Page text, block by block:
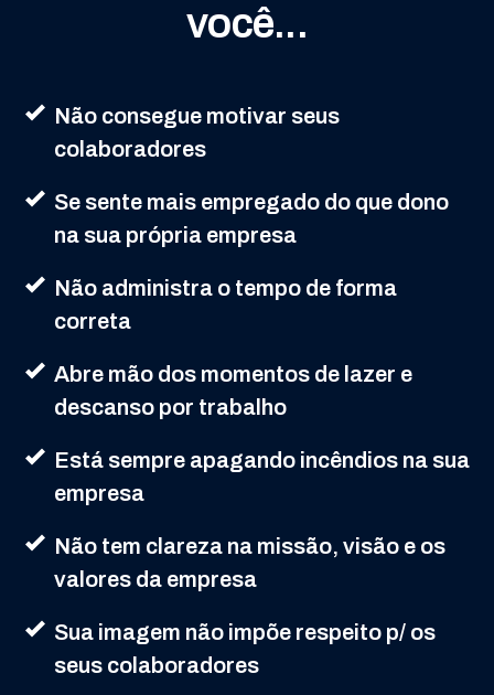
você...
Não consegue motivar seus
colaboradores
Se sente mais empregado do que dono
na sua própria empresa
Não administra o tempo de forma
correta
Abre mão dos momentos de lazer e
descanso por trabalho
Está sempre apagando incêndios na sua
empresa
Não tem clareza na missão, visão e os
valores da empresa
Sua imagem não impõe respeito p/ os
seus colaboradores